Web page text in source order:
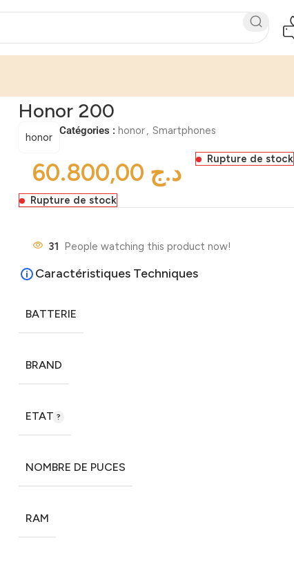
Honor 200
honor
Catégories : honor, Smartphones
د.ج Rupture de stock
Rupture de stock
31 People watching this product now!
Caractéristiques Techniques
BATTERIE
BRAND
ETAT
NOMBRE DE PUCES
RAM